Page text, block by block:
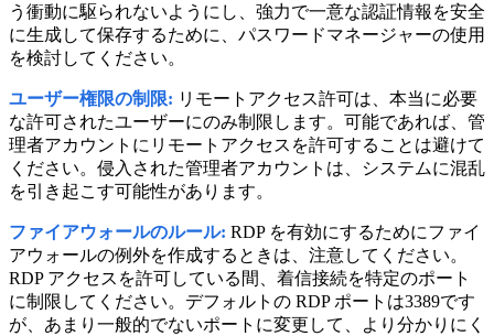
う衝動に駆られないようにし、強力で一意な認証情報を安全
に生成して保存するために、パスワードマネージャーの使用
を検討してください。
ユーザー権限の制限: リモートアクセス許可は、本当に必要
な許可されたユーザーにのみ制限します。可能であれば、管
理者アカウントにリモートアクセスを許可することは避けて
ください。侵入された管理者アカウントは、システムに混乱
を引き起こす可能性があります。
ファイアウォールのルール: RDP を有効にするためにファイ
アウォールの例外を作成するときは、注意してください。
RDP アクセスを許可している間、着信接続を特定のポート
に制限してください。デフォルトの RDP ポートは3389です
が、あまり一般的でないポートに変更して、より分かりにく